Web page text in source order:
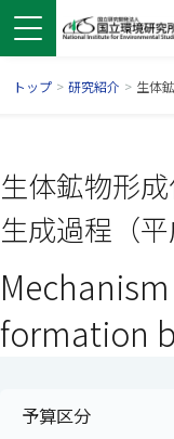
トップ > 研究紹介 > 生体
生体鉱物形
生成過程（平
formation
予算区分